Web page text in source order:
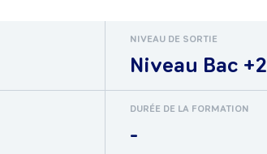
NIVEAU DE SORTIE
Niveau Bac +2
DURÉE DE LA FORMATION
-